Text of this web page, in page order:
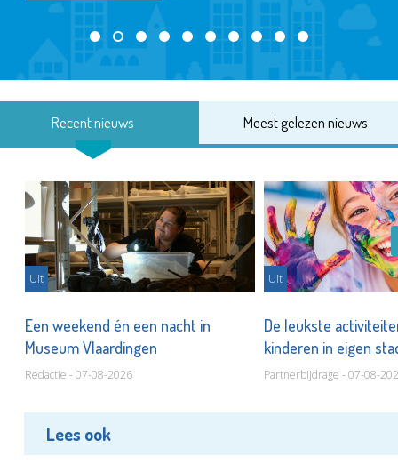
Recent nieuws Meest gelezen nieuws
Uit
Een weekend én een nacht in
Museum Vlaardingen
Redactie - 07-08-2026
Uit
De leukste
kinderen in eigen
Partnerbijdrage - 07-08-
Lees ook